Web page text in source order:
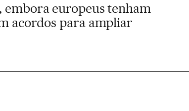
embora europeus tenham
acordos para ampliar